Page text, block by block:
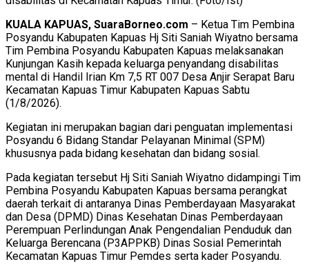
KUALA KAPUAS, SuaraBorneo.com – Ketua Tim Pembina
Posyandu Kabupaten Kapuas Hj Siti Saniah Wiyatno bersama
Tim Pembina Posyandu Kabupaten Kapuas melaksanakan
Kunjungan Kasih kepada keluarga penyandang disabilitas
mental di Handil Irian Km 7,5 RT 007 Desa Anjir Serapat Baru
Kecamatan Kapuas Timur Kabupaten Kapuas Sabtu
(1/8/2026).
Kegiatan ini merupakan bagian dari penguatan implementasi
Posyandu 6 Bidang Standar Pelayanan Minimal (SPM)
khususnya pada bidang kesehatan dan bidang sosial.
Pada kegiatan tersebut Hj Siti Saniah Wiyatno didampingi Tim
Pembina Posyandu Kabupaten Kapuas bersama perangkat
daerah terkait di antaranya Dinas Pemberdayaan Masyarakat
dan Desa (DPMD) Dinas Kesehatan Dinas Pemberdayaan
Perempuan Perlindungan Anak Pengendalian Penduduk dan
Keluarga Berencana (P3APPKB) Dinas Sosial Pemerintah
Kecamatan Kapuas Timur Pemdes serta kader Posyandu.